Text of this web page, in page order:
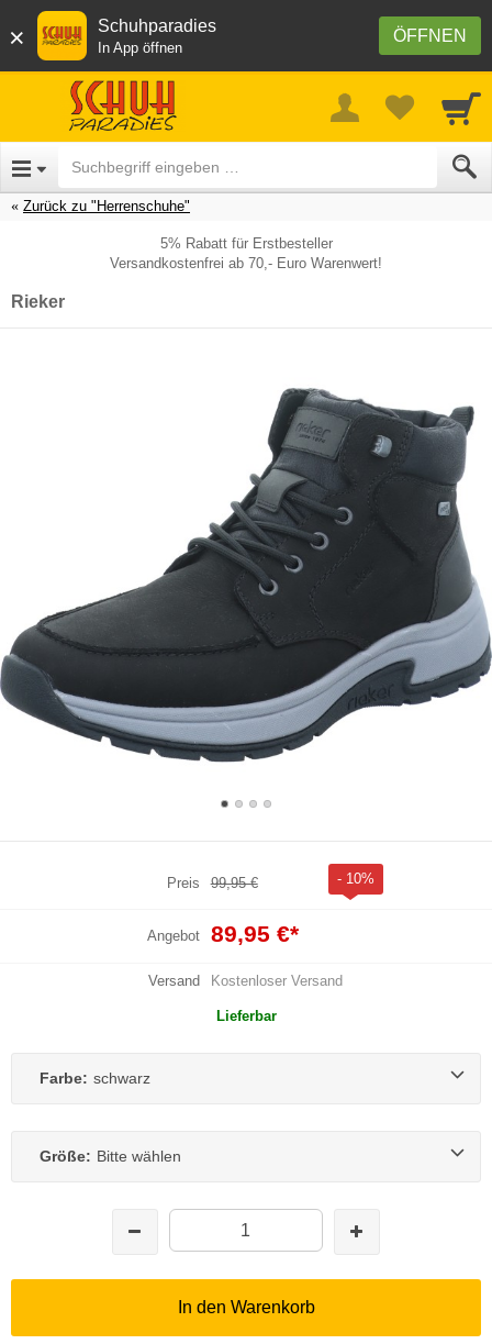
× ÖFFNEN
Schuhparadies
In App öffnen
Zurück zu "Herrenschuhe"
5% Rabatt für Erstbesteller
Versandkostenfrei ab 70,- Euro Warenwert!
Rieker
Preis 99,95 € - 10%
Angebot 89,95 €*
Versand Kostenloser Versand
Lieferbar
Farbe: schwarz
Größe: Bitte wählen
In den Warenkorb